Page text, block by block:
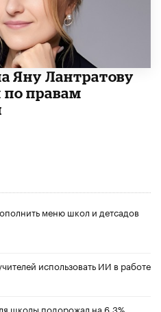
Яну Лантратову
правам
меню школ и детсадов
использовать ИИ в работе
школы подорожал на 6,3%